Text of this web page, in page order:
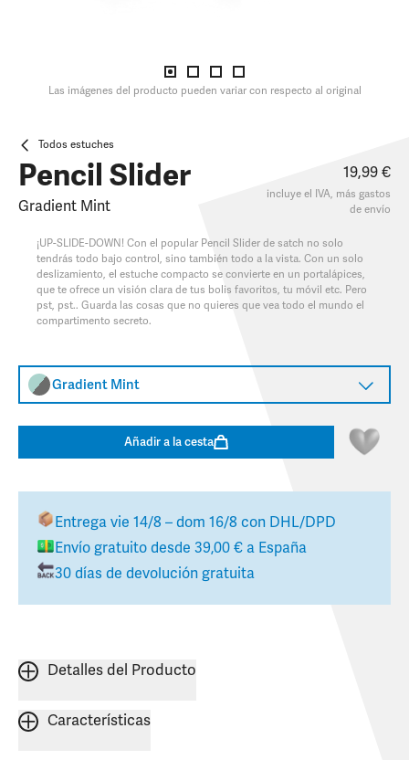
Las imágenes del producto pueden variar con respecto al original
Todos estuches
Pencil Slider
Gradient Mint
19,99 €
incluye el IVA, más gastos
de envío
¡UP-SLIDE-DOWN! Con el popular Pencil Slider de satch no solo
tendrás todo bajo control, sino también todo a la vista. Con un solo
deslizamiento, el estuche compacto se convierte en un portalápices,
que te ofrece un visión clara de tus bolis favoritos, tu móvil etc. Pero
pst, pst.. Guarda las cosas que no quieres que vea todo el mundo el
compartimento secreto.
Gradient Mint
Añadir a la cesta
Entrega vie 14/8 – dom 16/8 con DHL/DPD
Envío gratuito desde 39,00 € a España
30 días de devolución gratuita
Detalles del Producto
Características